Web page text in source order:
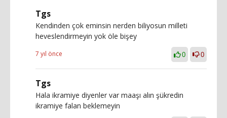
Tgs
Kendinden çok eminsin nerden biliyosun milleti
heveslendirmeyin yok öle bişey
7 yıl önce 0 0
Tgs
Hala ikramiye diyenler var maaşı alın şükredin
ikramiye falan beklemeyin